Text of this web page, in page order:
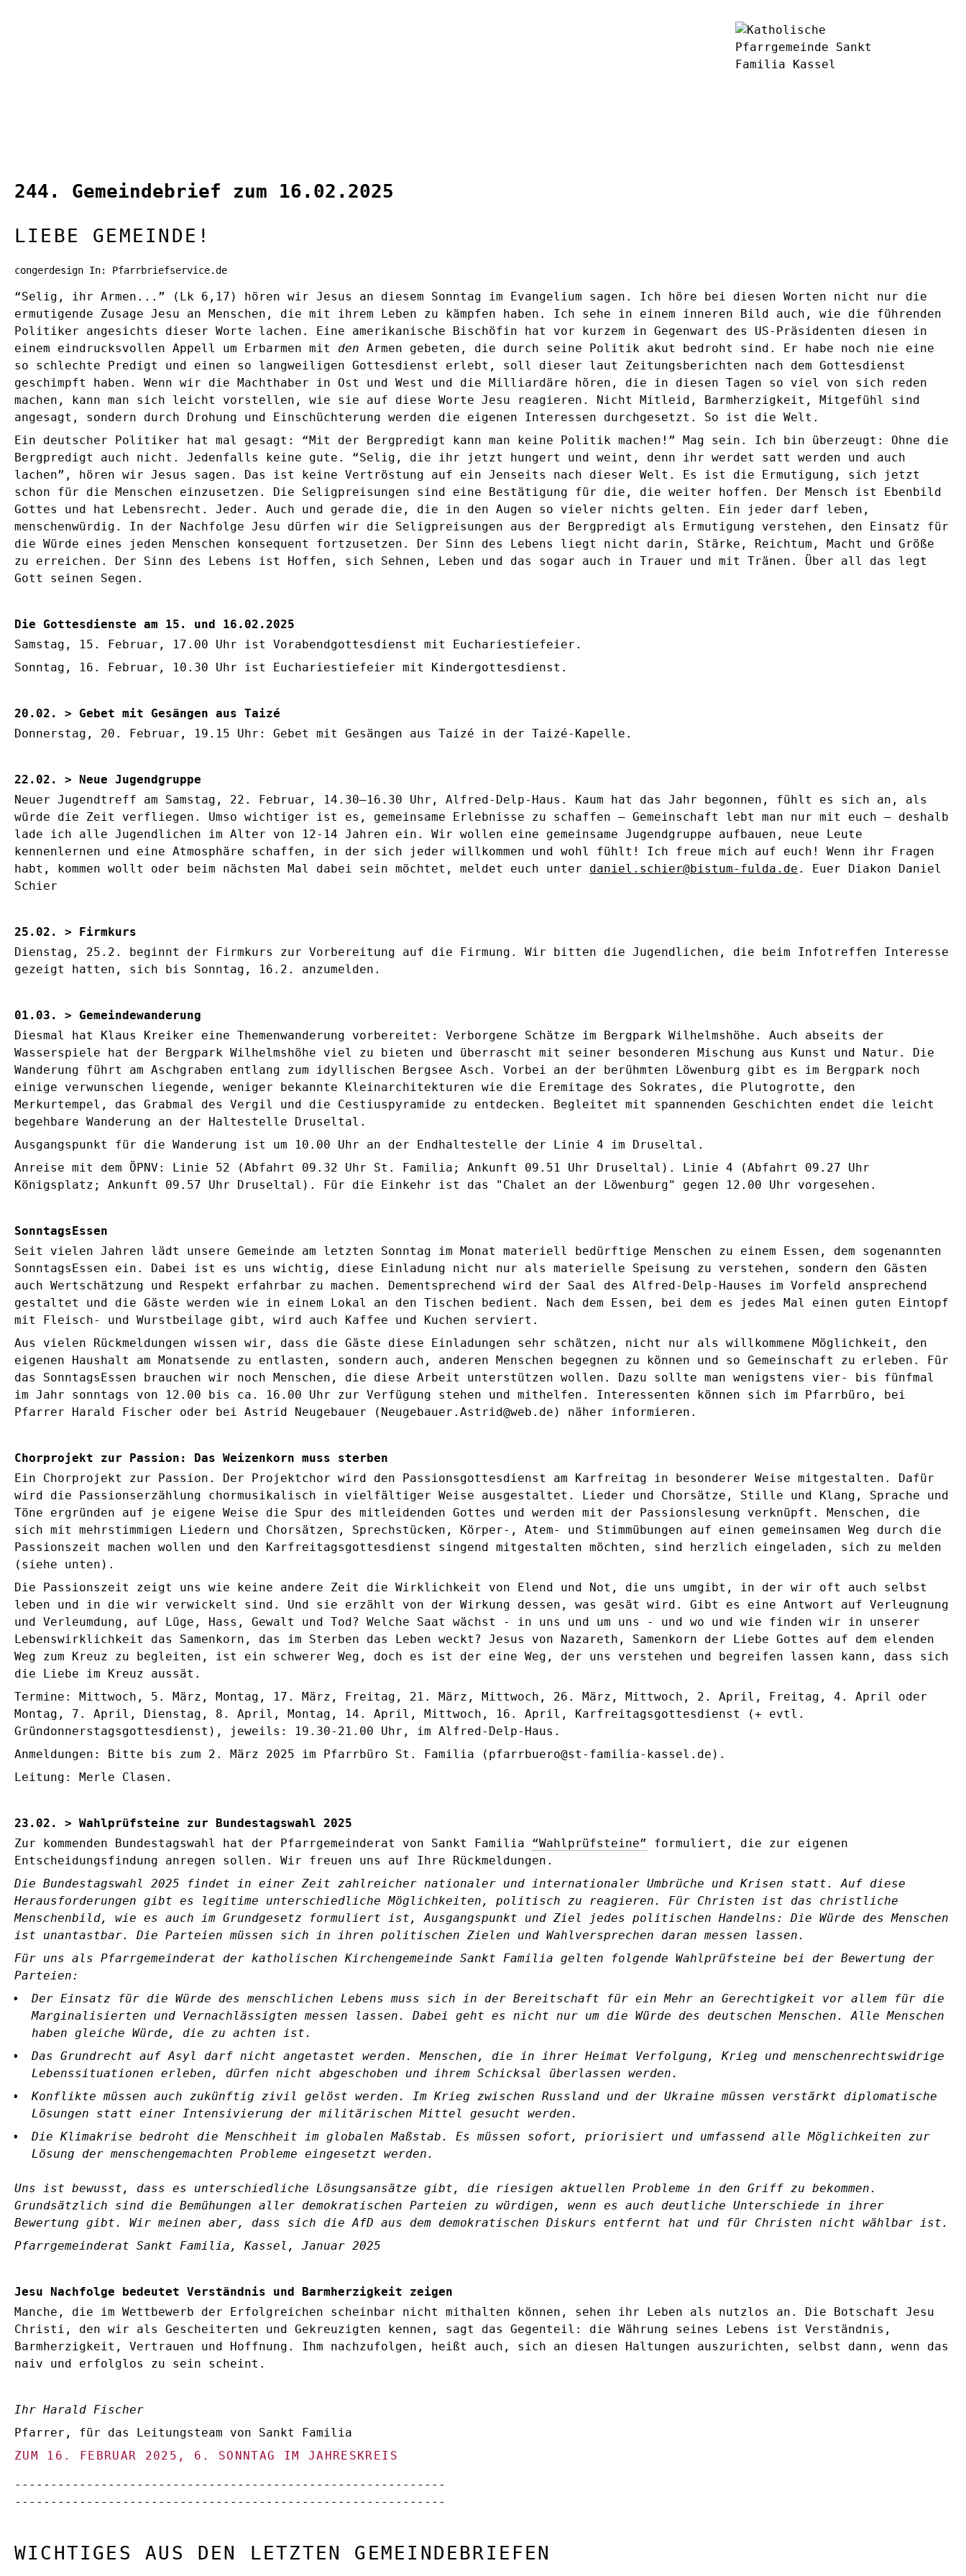
244. Gemeindebrief zum 16.02.2025
LIEBE GEMEINDE!
congerdesign In: Pfarrbriefservice.de
“Selig, ihr Armen...” (Lk 6,17) hören wir Jesus an diesem Sonntag im Evangelium sagen. Ich höre bei diesen Worten nicht nur die
ermutigende Zusage Jesu an Menschen, die mit ihrem Leben zu kämpfen haben. Ich sehe in einem inneren Bild auch, wie die führenden
Politiker angesichts dieser Worte lachen. Eine amerikanische Bischöfin hat vor kurzem in Gegenwart des US-Präsidenten diesen in
einem eindrucksvollen Appell um Erbarmen mit den Armen gebeten, die durch seine Politik akut bedroht sind. Er habe noch nie eine
so schlechte Predigt und einen so langweiligen Gottesdienst erlebt, soll dieser laut Zeitungsberichten nach dem Gottesdienst
geschimpft haben. Wenn wir die Machthaber in Ost und West und die Milliardäre hören, die in diesen Tagen so viel von sich reden
machen, kann man sich leicht vorstellen, wie sie auf diese Worte Jesu reagieren. Nicht Mitleid, Barmherzigkeit, Mitgefühl sind
angesagt, sondern durch Drohung und Einschüchterung werden die eigenen Interessen durchgesetzt. So ist die Welt.
Ein deutscher Politiker hat mal gesagt: “Mit der Bergpredigt kann man keine Politik machen!” Mag sein. Ich bin überzeugt: Ohne die
Bergpredigt auch nicht. Jedenfalls keine gute. “Selig, die ihr jetzt hungert und weint, denn ihr werdet satt werden und auch
lachen”, hören wir Jesus sagen. Das ist keine Vertröstung auf ein Jenseits nach dieser Welt. Es ist die Ermutigung, sich jetzt
schon für die Menschen einzusetzen. Die Seligpreisungen sind eine Bestätigung für die, die weiter hoffen. Der Mensch ist Ebenbild
Gottes und hat Lebensrecht. Jeder. Auch und gerade die, die in den Augen so vieler nichts gelten. Ein jeder darf leben,
menschenwürdig. In der Nachfolge Jesu dürfen wir die Seligpreisungen aus der Bergpredigt als Ermutigung verstehen, den Einsatz für
die Würde eines jeden Menschen konsequent fortzusetzen. Der Sinn des Lebens liegt nicht darin, Stärke, Reichtum, Macht und Größe
zu erreichen. Der Sinn des Lebens ist Hoffen, sich Sehnen, Leben und das sogar auch in Trauer und mit Tränen. Über all das legt
Gott seinen Segen.
Die Gottesdienste am 15. und 16.02.2025
Samstag, 15. Februar, 17.00 Uhr ist Vorabendgottesdienst mit Euchariestiefeier.
Sonntag, 16. Februar, 10.30 Uhr ist Euchariestiefeier mit Kindergottesdienst.
20.02. > Gebet mit Gesängen aus Taizé
Donnerstag, 20. Februar, 19.15 Uhr: Gebet mit Gesängen aus Taizé in der Taizé-Kapelle.
22.02. > Neue Jugendgruppe
Neuer Jugendtreff am Samstag, 22. Februar, 14.30–16.30 Uhr, Alfred-Delp-Haus. Kaum hat das Jahr begonnen, fühlt es sich an, als
würde die Zeit verfliegen. Umso wichtiger ist es, gemeinsame Erlebnisse zu schaffen – Gemeinschaft lebt man nur mit euch – deshalb
lade ich alle Jugendlichen im Alter von 12-14 Jahren ein. Wir wollen eine gemeinsame Jugendgruppe aufbauen, neue Leute
kennenlernen und eine Atmosphäre schaffen, in der sich jeder willkommen und wohl fühlt! Ich freue mich auf euch! Wenn ihr Fragen
habt, kommen wollt oder beim nächsten Mal dabei sein möchtet, meldet euch unter daniel.schier@bistum-fulda.de . Euer Diakon Daniel
Schier
25.02. > Firmkurs
Dienstag, 25.2. beginnt der Firmkurs zur Vorbereitung auf die Firmung. Wir bitten die Jugendlichen, die beim Infotreffen Interesse
gezeigt hatten, sich bis Sonntag, 16.2. anzumelden.
01.03. > Gemeindewanderung
Diesmal hat Klaus Kreiker eine Themenwanderung vorbereitet: Verborgene Schätze im Bergpark Wilhelmshöhe. Auch abseits der
Wasserspiele hat der Bergpark Wilhelmshöhe viel zu bieten und überrascht mit seiner besonderen Mischung aus Kunst und Natur. Die
Wanderung führt am Aschgraben entlang zum idyllischen Bergsee Asch. Vorbei an der berühmten Löwenburg gibt es im Bergpark noch
einige verwunschen liegende, weniger bekannte Kleinarchitekturen wie die Eremitage des Sokrates, die Plutogrotte, den
Merkurtempel, das Grabmal des Vergil und die Cestiuspyramide zu entdecken. Begleitet mit spannenden Geschichten endet die leicht
begehbare Wanderung an der Haltestelle Druseltal.
Ausgangspunkt für die Wanderung ist um 10.00 Uhr an der Endhaltestelle der Linie 4 im Druseltal.
Anreise mit dem ÖPNV: Linie 52 (Abfahrt 09.32 Uhr St. Familia; Ankunft 09.51 Uhr Druseltal). Linie 4 (Abfahrt 09.27 Uhr
Königsplatz; Ankunft 09.57 Uhr Druseltal). Für die Einkehr ist das "Chalet an der Löwenburg" gegen 12.00 Uhr vorgesehen.
SonntagsEssen
Seit vielen Jahren lädt unsere Gemeinde am letzten Sonntag im Monat materiell bedürftige Menschen zu einem Essen, dem sogenannten
SonntagsEssen ein. Dabei ist es uns wichtig, diese Einladung nicht nur als materielle Speisung zu verstehen, sondern den Gästen
auch Wertschätzung und Respekt erfahrbar zu machen. Dementsprechend wird der Saal des Alfred-Delp-Hauses im Vorfeld ansprechend
gestaltet und die Gäste werden wie in einem Lokal an den Tischen bedient. Nach dem Essen, bei dem es jedes Mal einen guten Eintopf
mit Fleisch- und Wurstbeilage gibt, wird auch Kaffee und Kuchen serviert.
Aus vielen Rückmeldungen wissen wir, dass die Gäste diese Einladungen sehr schätzen, nicht nur als willkommene Möglichkeit, den
eigenen Haushalt am Monatsende zu entlasten, sondern auch, anderen Menschen begegnen zu können und so Gemeinschaft zu erleben. Für
das SonntagsEssen brauchen wir noch Menschen, die diese Arbeit unterstützen wollen. Dazu sollte man wenigstens vier- bis fünfmal
im Jahr sonntags von 12.00 bis ca. 16.00 Uhr zur Verfügung stehen und mithelfen. Interessenten können sich im Pfarrbüro, bei
Pfarrer Harald Fischer oder bei Astrid Neugebauer (Neugebauer.Astrid@web.de) näher informieren.
Chorprojekt zur Passion: Das Weizenkorn muss sterben
Ein Chorprojekt zur Passion. Der Projektchor wird den Passionsgottesdienst am Karfreitag in besonderer Weise mitgestalten. Dafür
wird die Passionserzählung chormusikalisch in vielfältiger Weise ausgestaltet. Lieder und Chorsätze, Stille und Klang, Sprache und
Töne ergründen auf je eigene Weise die Spur des mitleidenden Gottes und werden mit der Passionslesung verknüpft. Menschen, die
sich mit mehrstimmigen Liedern und Chorsätzen, Sprechstücken, Körper-, Atem- und Stimmübungen auf einen gemeinsamen Weg durch die
Passionszeit machen wollen und den Karfreitagsgottesdienst singend mitgestalten möchten, sind herzlich eingeladen, sich zu melden
(siehe unten).
Die Passionszeit zeigt uns wie keine andere Zeit die Wirklichkeit von Elend und Not, die uns umgibt, in der wir oft auch selbst
leben und in die wir verwickelt sind. Und sie erzählt von der Wirkung dessen, was gesät wird. Gibt es eine Antwort auf Verleugnung
und Verleumdung, auf Lüge, Hass, Gewalt und Tod? Welche Saat wächst - in uns und um uns - und wo und wie finden wir in unserer
Lebenswirklichkeit das Samenkorn, das im Sterben das Leben weckt? Jesus von Nazareth, Samenkorn der Liebe Gottes auf dem elenden
Weg zum Kreuz zu begleiten, ist ein schwerer Weg, doch es ist der eine Weg, der uns verstehen und begreifen lassen kann, dass sich
die Liebe im Kreuz aussät.
Termine: Mittwoch, 5. März, Montag, 17. März, Freitag, 21. März, Mittwoch, 26. März, Mittwoch, 2. April, Freitag, 4. April oder
Montag, 7. April, Dienstag, 8. April, Montag, 14. April, Mittwoch, 16. April, Karfreitagsgottesdienst (+ evtl.
Gründonnerstagsgottesdienst), jeweils: 19.30-21.00 Uhr, im Alfred-Delp-Haus.
Anmeldungen: Bitte bis zum 2. März 2025 im Pfarrbüro St. Familia (pfarrbuero@st-familia-kassel.de).
Leitung: Merle Clasen.
23.02. > Wahlprüfsteine zur Bundestagswahl 2025
Zur kommenden Bundestagswahl hat der Pfarrgemeinderat von Sankt Familia “Wahlprüfsteine”
formuliert, die zur eigenen
Entscheidungsfindung anregen sollen. Wir freuen uns auf Ihre Rückmeldungen.
Die Bundestagswahl 2025 findet in einer Zeit zahlreicher nationaler und internationaler Umbrüche und Krisen statt. Auf diese
Herausforderungen gibt es legitime unterschiedliche Möglichkeiten, politisch zu reagieren. Für Christen ist das christliche
Menschenbild, wie es auch im Grundgesetz formuliert ist, Ausgangspunkt und Ziel jedes politischen Handelns: Die Würde des Menschen
ist unantastbar. Die Parteien müssen sich in ihren politischen Zielen und Wahlversprechen daran messen lassen.
Für uns als Pfarrgemeinderat der katholischen Kirchengemeinde Sankt Familia gelten folgende Wahlprüfsteine bei der Bewertung der
Parteien:
Der Einsatz für die Würde des menschlichen Lebens muss sich in der Bereitschaft für ein Mehr an Gerechtigkeit vor allem für die
Marginalisierten und Vernachlässigten messen lassen. Dabei geht es nicht nur um die Würde des deutschen Menschen. Alle Menschen
haben gleiche Würde, die zu achten ist.
Das Grundrecht auf Asyl darf nicht angetastet werden. Menschen, die in ihrer Heimat Verfolgung, Krieg und menschenrechtswidrige
Lebenssituationen erleben, dürfen nicht abgeschoben und ihrem Schicksal überlassen werden.
Konflikte müssen auch zukünftig zivil gelöst werden. Im Krieg zwischen Russland und der Ukraine müssen verstärkt diplomatische
Lösungen statt einer Intensivierung der militärischen Mittel gesucht werden.
Die Klimakrise bedroht die Menschheit im globalen Maßstab. Es müssen sofort, priorisiert und umfassend alle Möglichkeiten zur
Lösung der menschengemachten Probleme eingesetzt werden.
Uns ist bewusst, dass es unterschiedliche Lösungsansätze gibt, die riesigen aktuellen Probleme in den Griff zu bekommen.
Grundsätzlich sind die Bemühungen aller demokratischen Parteien zu würdigen, wenn es auch deutliche Unterschiede in ihrer
Bewertung gibt. Wir meinen aber, dass sich die AfD aus dem demokratischen Diskurs entfernt hat und für Christen nicht wählbar ist.
Pfarrgemeinderat Sankt Familia, Kassel, Januar 2025
Jesu Nachfolge bedeutet Verständnis und Barmherzigkeit zeigen
Manche, die im Wettbewerb der Erfolgreichen scheinbar nicht mithalten können, sehen ihr Leben als nutzlos an. Die Botschaft Jesu
Christi, den wir als Gescheiterten und Gekreuzigten kennen, sagt das Gegenteil: die Währung seines Lebens ist Verständnis,
Barmherzigkeit, Vertrauen und Hoffnung. Ihm nachzufolgen, heißt auch, sich an diesen Haltungen auszurichten, selbst dann, wenn das
naiv und erfolglos zu sein scheint.
Ihr Harald Fischer
Pfarrer, für das Leitungsteam von Sankt Familia
ZUM 16. FEBRUAR 2025, 6. SONNTAG IM JAHRESKREIS
------------------------------------------------------------
------------------------------------------------------------
WICHTIGES AUS DEN LETZTEN GEMEINDEBRIEFEN